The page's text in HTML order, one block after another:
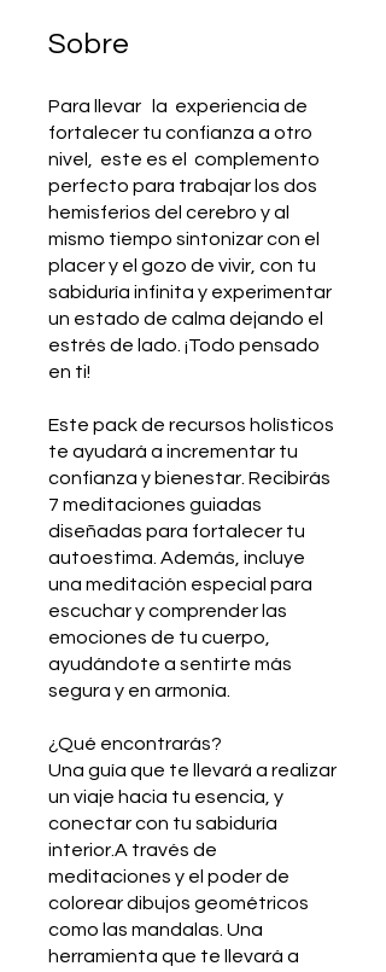
Sobre
Para llevar la experiencia de
fortalecer tu confianza a otro
nivel, este es el complemento
perfecto para trabajar los dos
hemisferios del cerebro y al
mismo tiempo sintonizar con el
placer y el gozo de vivir, con tu
sabiduría infinita y experimentar
un estado de calma dejando el
estrés de lado. ¡Todo pensado
en ti!
Este pack de recursos holísticos
te ayudará a incrementar tu
confianza y bienestar. Recibirás
7 meditaciones guiadas
diseñadas para fortalecer tu
autoestima. Además, incluye
una meditación especial para
escuchar y comprender las
emociones de tu cuerpo,
ayudándote a sentirte más
segura y en armonía.
¿Qué encontrarás?
Una guía que te llevará a realizar
un viaje hacia tu esencia, y
conectar con tu sabiduría
interior.A través de
meditaciones y el poder de
colorear dibujos geométricos
como las mandalas. Una
herramienta que te llevará a